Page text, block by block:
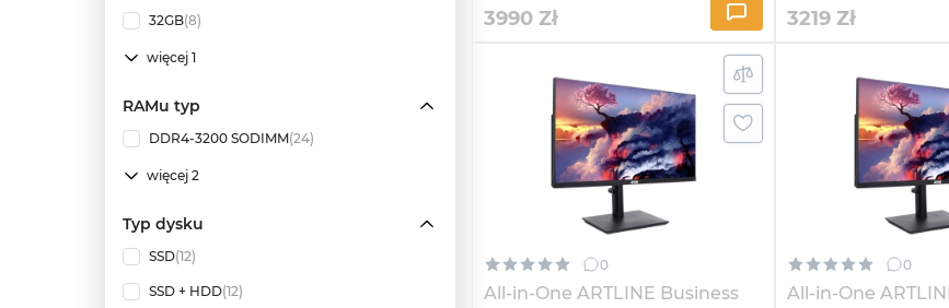
32GB(8)
więcej 1
RAMu typ
DDR4-3200 SODIMM(24)
więcej 2
Typ dysku
SSD(12)
SSD + HDD(12)
3990 Zł 3219 Zł
0
All-in-One ARTLINE Business
0
All-in-One